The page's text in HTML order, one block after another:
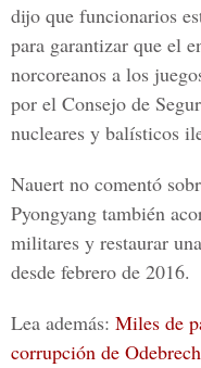
dijo que funcionarios
para garantizar que el
norcoreanos a los
por el Consejo de
nucleares y balísticos
Nauert no comentó
Pyongyang también
militares y restaurar
desde febrero de 2016.
Lea además: Miles de
corrupción de